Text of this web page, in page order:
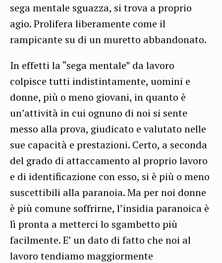
sega mentale sguazza, si trova a proprio
agio. Prolifera liberamente come il
rampicante su di un muretto abbandonato.
In effetti la “sega mentale” da lavoro
colpisce tutti indistintamente, uomini e
donne, più o meno giovani, in quanto è
un’attività in cui ognuno di noi si sente
messo alla prova, giudicato e valutato nelle
sue capacità e prestazioni. Certo, a seconda
del grado di attaccamento al proprio lavoro
e di identificazione con esso, si è più o meno
suscettibili alla paranoia. Ma per noi donne
è più comune soffrirne, l’insidia paranoica è
lì pronta a metterci lo sgambetto più
facilmente. E’ un dato di fatto che noi al
lavoro tendiamo maggiormente